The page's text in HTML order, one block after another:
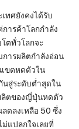
ทศยังคงได้รับ
ารค้าโลกกำลัง
ตทั่วโลกจะ
ารผลิตกำลังอ่อน
เขตหดตัวใน
นสู่ระดับต่ำสุดใน
ลิตของญี่ปุ่นหดตัว
ดลงเหลือ 50 ซึ่ง
แปลกใจเลยที่